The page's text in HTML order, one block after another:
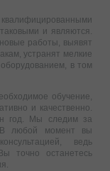
и являются.
работы, выявят
устранят мелкие
в том
обучение,
и качественно.
год. Мы следим за
В любой момент вы
ведь
точно останетесь